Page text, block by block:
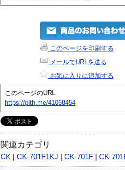
このページを印刷する
メールでURLを送る
お気に入りに追加する
このページのURL
https://plth.me/41068454
関連カテゴリ
CK CK-701F1KJ CK-701F CK-